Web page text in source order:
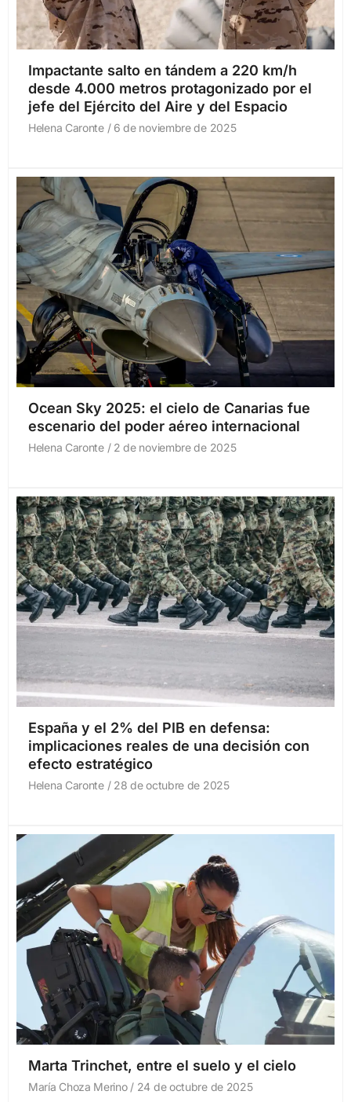
Impactante salto en tándem a 220 km/h
desde 4.000 metros protagonizado por el
jefe del Ejército del Aire y del Espacio
Helena Caronte 6 de noviembre de 2025
Ocean Sky 2025: el cielo de Canarias fue
escenario del poder aéreo internacional
Helena Caronte 2 de noviembre de 2025
España y el 2% del PIB en defensa:
implicaciones reales de una decisión con
efecto estratégico
Helena Caronte 28 de octubre de 2025
Marta Trinchet, entre el suelo y el cielo
María Choza Merino 24 de octubre de 2025